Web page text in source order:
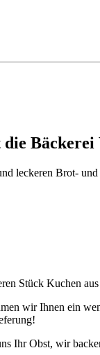
die
leckeren Brot-
Stück Kuchen
wir Ihnen ein
Ihr Obst, wir